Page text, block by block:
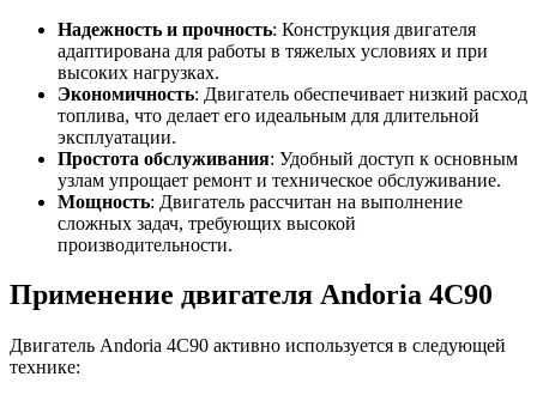
Надежность и прочность: Конструкция двигателя
адаптирована для работы в тяжелых условиях и при
высоких нагрузках.
Экономичность: Двигатель обеспечивает низкий расход
топлива, что делает его идеальным для длительной
эксплуатации.
Простота обслуживания: Удобный доступ к основным
узлам упрощает ремонт и техническое обслуживание.
Мощность: Двигатель рассчитан на выполнение
сложных задач, требующих высокой
производительности.
Применение двигателя Andoria 4C90
Двигатель Andoria 4C90 активно используется в следующей
технике: